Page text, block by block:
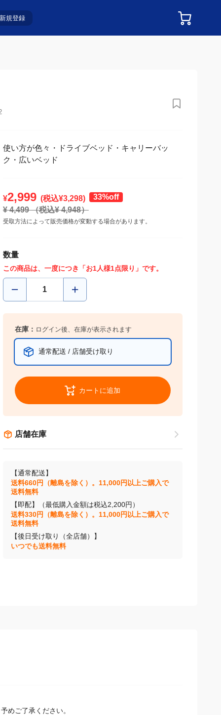
新規登録
使い方が色々・ドライブベッド・キャリーバッ
ク・広いベッド
¥2,999 (税込¥3,298)
33%off
¥ 4,499（税込¥4,948）
受取方法によって販売価格が変動する場合があります。
数量
この商品は、一度につき「お1人様1点限り」です。
在庫： ログイン後、在庫が表示されます
通常配送 / 店舗受け取り
カートに追加
店舗在庫
【通常配送】
送料660円（離島を除く）。11,000円以上ご購入で
送料無料
【即配】（最低購入金額は税込2,200円）
送料330円（離島を除く）。11,000円以上ご購入で
送料無料
【後日受け取り（全店舗）】
いつでも送料無料
めご了承ください。